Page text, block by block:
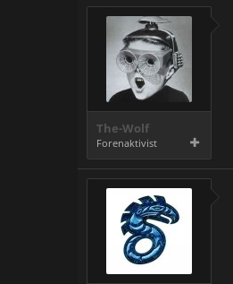
The-Wolf
Forenaktivist